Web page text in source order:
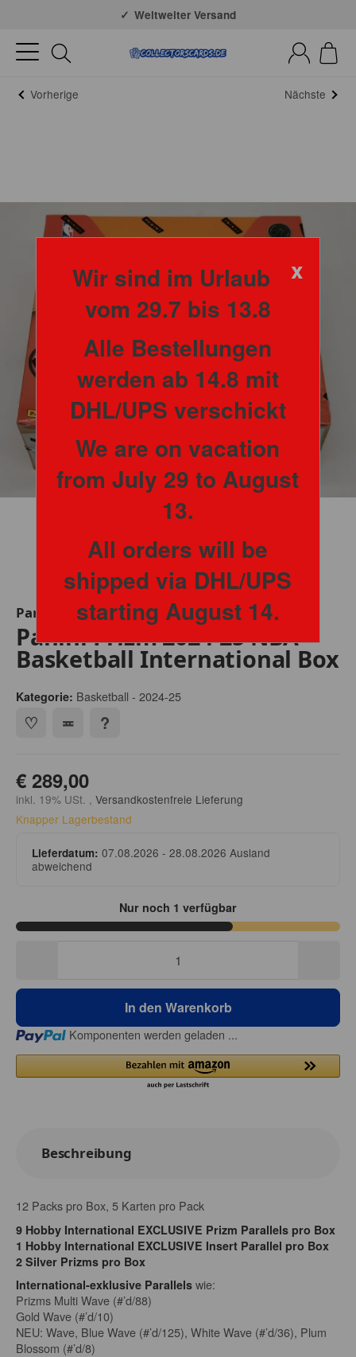
Weltweiter Versand
Vorherige Nächste
Panini
Panini Prizm 2024-25 NBA
Basketball International Box
Kategorie: Basketball - 2024-25
€ 289,00
inkl. 19% USt. , Versandkostenfreie Lieferung
Knapper Lagerbestand
Lieferdatum: 07.08.2026 - 28.08.2026Ausland
abweichend
Nur noch 1 verfügbar
In den Warenkorb
Loading... Komponenten werden geladen ...
Beschreibung
12 Packs pro Box, 5 Karten pro Pack
9 Hobby International EXCLUSIVE Prizm Parallels pro Box
1 Hobby International EXCLUSIVE Insert Parallel pro Box
2 Silver Prizms pro Box
International-exklusive Parallels wie:
Prizms Multi Wave (#’d/88)
Gold Wave (#’d/10)
NEU: Wave, Blue Wave (#’d/125), White Wave (#’d/36), Plum
Blossom (#’d/8)
x
Wir sind im Urlaub
vom 29.7 bis 13.8
Alle Bestellungen
werden ab 14.8 mit
DHL/UPS verschickt
We are on vacation
from July 29 to August
13.
All orders will be
shipped via DHL/UPS
starting August 14.